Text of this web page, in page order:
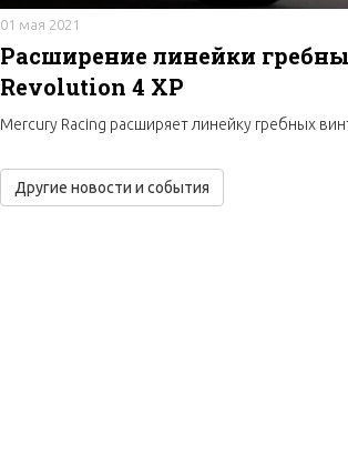
01 мая 2021
Расширение линейки
Revolution 4 XP
Mercury Racing расширяет линейку гребных
Другие новости и события